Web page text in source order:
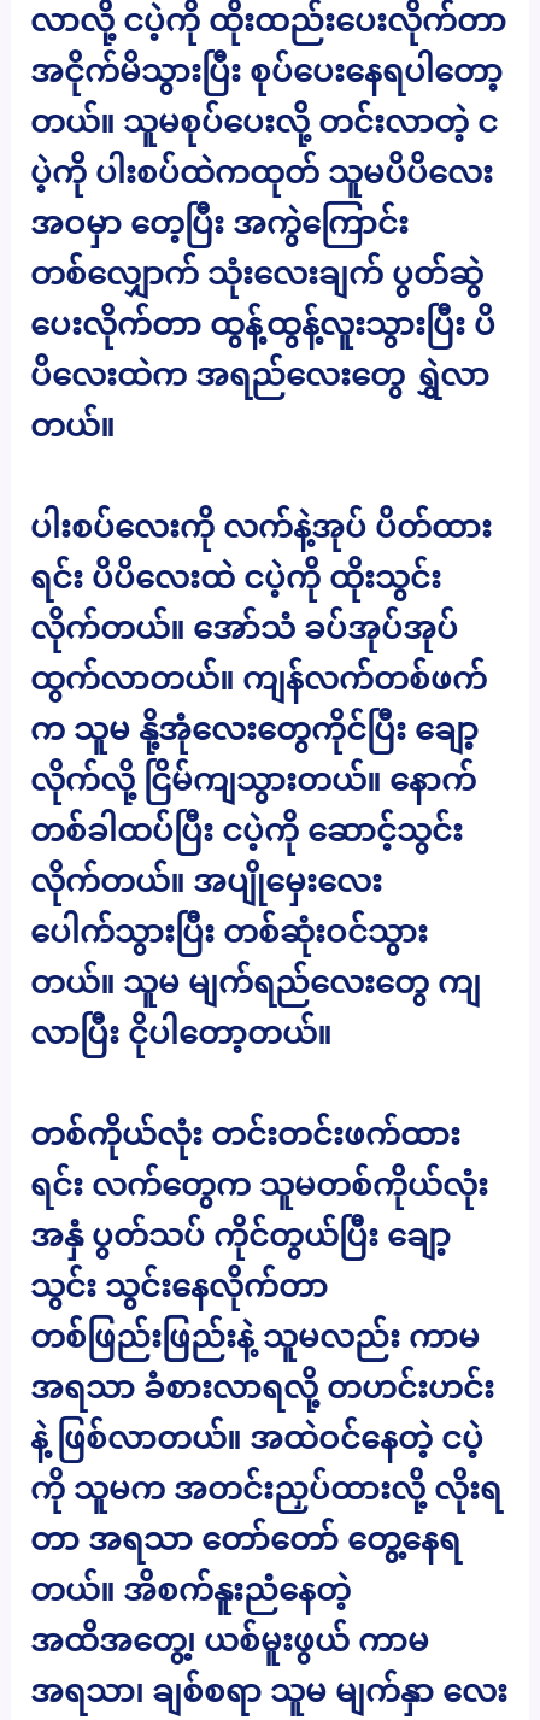
လာလို့ ငပဲ့ကို ထိုးထည်းပေးလိုက်တာ
အငိုက်မိသွားပြီး စုပ်ပေးနေရပါတော့
တယ်။ သူမစုပ်ပေးလို့ တင်းလာတဲ့ င
ပဲ့ကို ပါးစပ်ထဲကထုတ် သူမပိပိလေး
အဝမှာ တေ့ပြီး အကွဲကြောင်း
တစ်လျှောက် သုံးလေးချက် ပွတ်ဆွဲ
ပေးလိုက်တာ ထွန့်ထွန့်လူးသွားပြီး ပိ
ပိလေးထဲက အရည်လေးတွေ ရွှဲလာ
တယ်။
ပါးစပ်လေးကို လက်နဲ့အုပ် ပိတ်ထား
ရင်း ပိပိလေးထဲ ငပဲ့ကို ထိုးသွင်း
လိုက်တယ်။ အော်သံ ခပ်အုပ်အုပ်
ထွက်လာတယ်။ ကျန်လက်တစ်ဖက်
က သူမ နို့အုံလေးတွေကိုင်ပြီး ချော့
လိုက်လို့ ငြိမ်ကျသွားတယ်။ နောက်
တစ်ခါထပ်ပြီး ငပဲ့ကို ဆောင့်သွင်း
လိုက်တယ်။ အပျိုမှေးလေး
ပေါက်သွားပြီး တစ်ဆုံးဝင်သွား
တယ်။ သူမ မျက်ရည်လေးတွေ ကျ
လာပြီး ငိုပါတော့တယ်။
တစ်ကိုယ်လုံး တင်းတင်းဖက်ထား
ရင်း လက်တွေက သူမတစ်ကိုယ်လုံး
အနှံ ပွတ်သပ် ကိုင်တွယ်ပြီး ချော့
သွင်း သွင်းနေလိုက်တာ
တစ်ဖြည်းဖြည်းနဲ့ သူမလည်း ကာမ
အရသာ ခံစားလာရလို့ တဟင်းဟင်း
နဲ့ ဖြစ်လာတယ်။ အထဲဝင်နေတဲ့ ငပဲ့
ကို သူမက အတင်းညှပ်ထားလို့ လိုးရ
တာ အရသာ တော်တော် တွေ့နေရ
တယ်။ အိစက်နူးညံနေတဲ့
အထိအတွေ့၊ ယစ်မူးဖွယ် ကာမ
အရသာ၊ ချစ်စရာ သူမ မျက်နှာ လေး